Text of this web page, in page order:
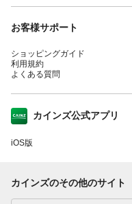
お客様サポート
ショッピングガイド
利用規約
よくある質問
カインズ公式アプリ
iOS版
カインズのその他のサイト